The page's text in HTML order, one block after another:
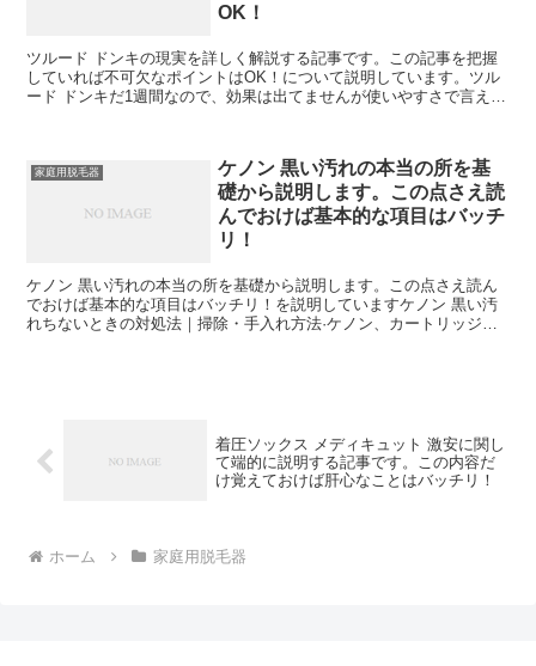
OK！
ツルード ドンキの現実を詳しく解説する記事です。この記事を把握
していれば不可欠なポイントはOK！について説明しています。ツル
ード ドンキだ1週間なので、効果は出てませんが使いやすさで言えば
家庭用脱毛器
ケノン 黒い汚れの本当の所を基
礎から説明します。この点さえ読
んでおけば基本的な項目はバッチ
リ！
ケノン 黒い汚れの本当の所を基礎から説明します。この点さえ読ん
でおけば基本的な項目はバッチリ！を説明していますケノン 黒い汚
れちないときの対処法｜掃除・手入れ方法·ケノン、カートリッジの
着圧ソックス メディキュット 激安に関し
て端的に説明する記事です。この内容だ
け覚えておけば肝心なことはバッチリ！
ホーム 家庭用脱毛器